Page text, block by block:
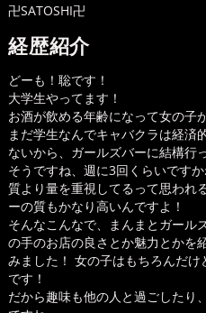
卍SATOSHI卍
経歴紹介
どーも！聡です！
大学生やってます！
お酒が飲める年齢になって女の子
まだ学生なんでキャバクラは経済
ないから、ガールズバーに結構行
そうですね、週に3回くらいですか
質より量を重視してるって思われ
ーの質もかなり高いんですよ！
そんなこんなで、まんまとガール
の手のお店の良さとか魅力とかを
みました！ 女の子はもちろんだ
です！
だから趣味も他の人と過ごしたり